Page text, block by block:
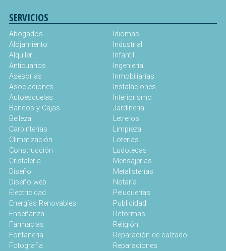
SERVICIOS
Abogados
Alojamiento
Alquiler
Anticuarios
Asesorias
Asociaciones
Autoescuelas
Bancos y Cajas
Belleza
Carpinterias
Climatización
Construcción
Cristaleria
Diseño
Diseño web
Electricidad
Energías Renovables
Enseñanza
Farmacias
Fontaneria
Fotografia
Idiomas
Industrial
Infantil
Ingeniería
Inmobiliarias
Instalaciones
Interiorismo
Jardineria
Letreros
Limpieza
Loterias
Ludotecas
Mensajerias
Metalisterías
Notaría
Peluquerías
Publicidad
Reformas
Religión
Reparación de calzado
Reparaciones